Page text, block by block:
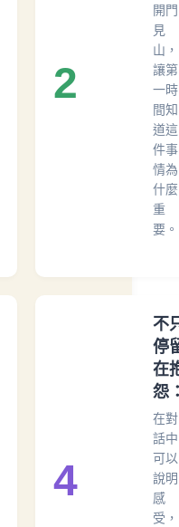
2
開門
見
山，
讓第
一時
間知
道這
件事
情為
什麼
重
要。
4
不
停
在
怨
在對
話中
可以
說明
感
受，